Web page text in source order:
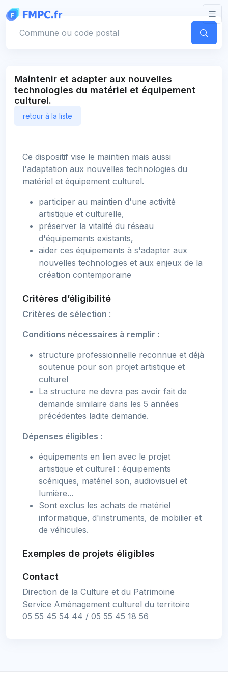
Maintenir et adapter aux nouvelles
technologies du matériel et équipement
culturel.
retour à la liste
Ce dispositif vise le maintien mais aussi
l'adaptation aux nouvelles technologies du
matériel et équipement culturel.
participer au maintien d'une activité
artistique et culturelle,
préserver la vitalité du réseau
d'équipements existants,
aider ces équipements à s'adapter aux
nouvelles technologies et aux enjeux de la
création contemporaine
Critères d’éligibilité
Critères de sélection :
Conditions nécessaires à remplir :
structure professionnelle reconnue et déjà
soutenue pour son projet artistique et
culturel
La structure ne devra pas avoir fait de
demande similaire dans les 5 années
précédentes ladite demande.
Dépenses éligibles :
équipements en lien avec le projet
artistique et culturel : équipements
scéniques, matériel son, audiovisuel et
lumière...
Sont exclus les achats de matériel
informatique, d'instruments, de mobilier et
de véhicules.
Exemples de projets éligibles
Contact
Direction de la Culture et du Patrimoine
Service Aménagement culturel du territoire
05 55 45 54 44 / 05 55 45 18 56
Panneau de gestion des cookies